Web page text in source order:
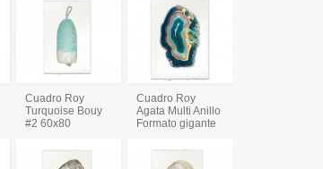
Cuadro Roy
Turquoise Bouy
#2 60x80
Cuadro Roy
Agata Multi Anillo
Formato gigante